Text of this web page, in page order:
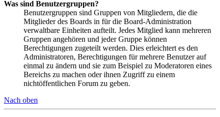
Was sind Benutzergruppen?
Benutzergruppen sind Gruppen von Mitgliedern, die die
Mitglieder des Boards in für die Board-Administration
verwaltbare Einheiten aufteilt. Jedes Mitglied kann mehreren
Gruppen angehören und jeder Gruppe können
Berechtigungen zugeteilt werden. Dies erleichtert es den
Administratoren, Berechtigungen für mehrere Benutzer auf
einmal zu ändern und sie zum Beispiel zu Moderatoren eines
Bereichs zu machen oder ihnen Zugriff zu einem
nichtöffentlichen Forum zu geben.
Nach oben